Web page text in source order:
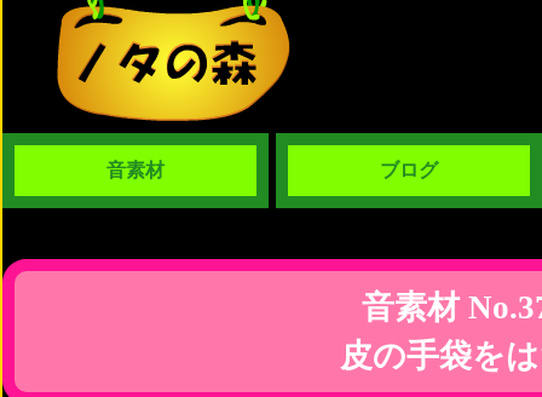
音素材 ブログ
音素材
皮の手袋を